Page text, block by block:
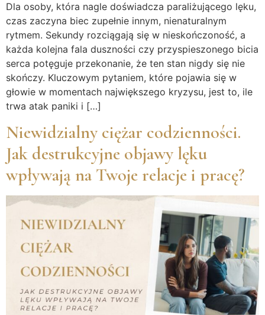
Dla osoby, która nagle doświadcza paraliżującego lęku,
czas zaczyna biec zupełnie innym, nienaturalnym
rytmem. Sekundy rozciągają się w nieskończoność, a
każda kolejna fala duszności czy przyspieszonego bicia
serca potęguje przekonanie, że ten stan nigdy się nie
skończy. Kluczowym pytaniem, które pojawia się w
głowie w momentach największego kryzysu, jest to, ile
trwa atak paniki i […]
Niewidzialny ciężar codzienności.
Jak destrukcyjne objawy lęku
wpływają na Twoje relacje i pracę?